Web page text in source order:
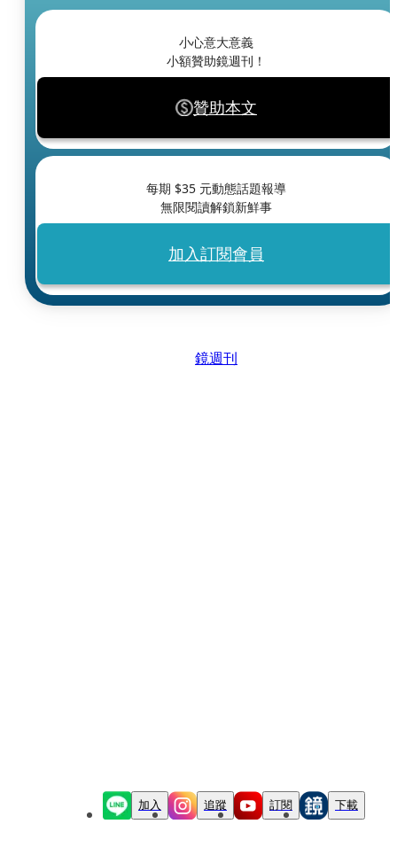
小心意大意義
小額贊助鏡週刊！
贊助本文
每期 $35 元動態話題報導
無限閱讀解鎖新鮮事
加入訂閱會員
鏡週刊
加入 追蹤 訂閱 下載